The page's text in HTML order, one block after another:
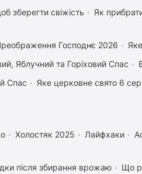
зберегти свіжість
Як
Господнє 2026
Яблучний та Горіховий Спас
Спас
Яке церковне свято 6
Холостяк 2025 Лайфхаки
після збирання врожаю Що